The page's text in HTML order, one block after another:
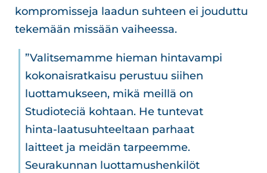
kompromisseja laadun suhteen ei jouduttu
tekemään missään vaiheessa.
”Valitsemamme hieman hintavampi
kokonaisratkaisu perustuu siihen
luottamukseen, mikä meillä on
Studioteciä kohtaan. He tuntevat
hinta-laatusuhteeltaan parhaat
laitteet ja meidän tarpeemme.
Seurakunnan luottamushenkilöt